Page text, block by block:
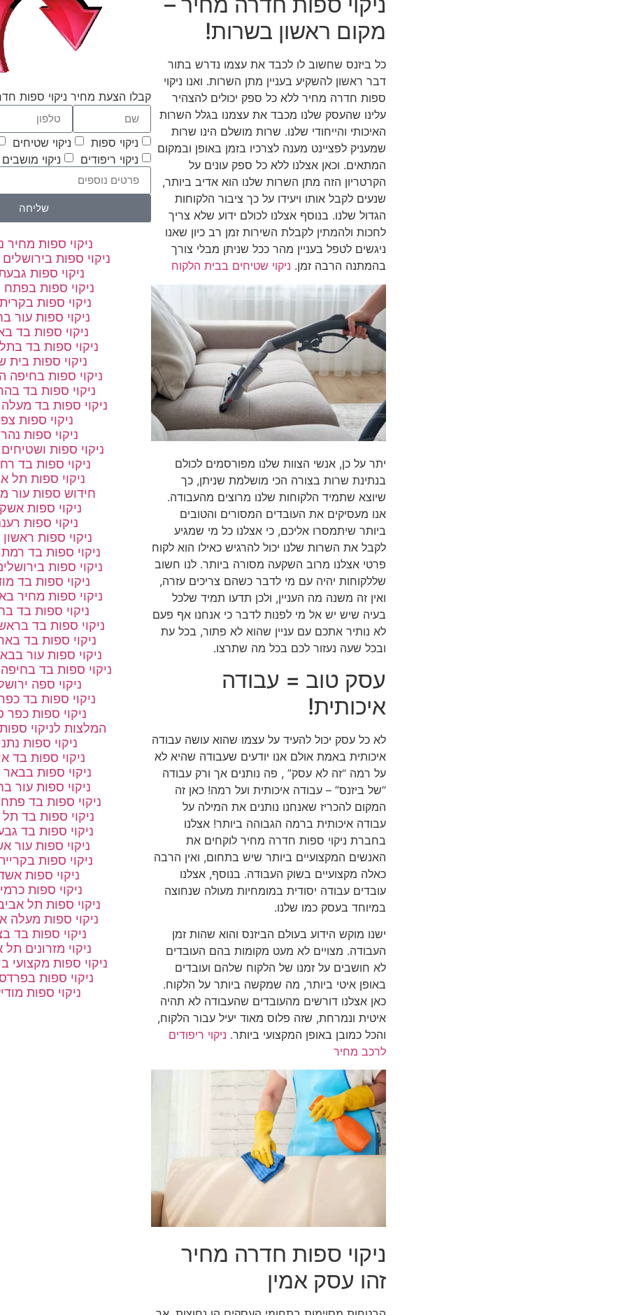
מקום ראשון בשרות!
כל ביזנס שחשוב לו לכבד את עצמו נדרש בתור
דבר ראשון להשקיע בעניין מתן השרות. ואנו ניקוי
ספות חדרה מחיר ללא כל ספק יכולים להצהיר
עלינו שהעסק שלנו מכבד את עצמנו בגלל השרות
האיכותי והייחודי שלנו. שרות מושלם הינו שרות
שמעניק לפציינט מענה לצרכיו בזמן באופן ובמקום
המתאים. וכאן אצלנו ללא כל ספק עונים על
הקרטריון הזה מתן השרות שלנו הוא אדיב ביותר,
שנעים לקבל אותו ויעידו על כך ציבור הלקוחות
הגדול שלנו. בנוסף אצלנו לכולם ידוע שלא צריך
לחכות ולהמתין לקבלת השירות זמן רב כיון שאנו
ניגשים לטפל בעניין מהר ככל שניתן מבלי צורך
בהמתנה הרבה זמן. ניקוי שטיחים בבית הלקוח
יתר על כן, אנשי הצוות שלנו מפורסמים לכולם
בנתינת שרות בצורה הכי מושלמת שניתן, כך
שיוצא שתמיד הלקוחות שלנו מרוצים מהעבודה.
אנו מעסיקים את העובדים המסורים והטובים
ביותר שיתמסרו אליכם, כי אצלנו כל מי שמגיע
לקבל את השרות שלנו יכול להרגיש כאילו הוא לקוח
פרטי אצלנו מרוב השקעה מסורה ביותר. לנו חשוב
שללקוחות יהיה עם מי לדבר כשהם צריכים עזרה,
ואין זה משנה מה העניין, ולכן תדעו תמיד שלכל
בעיה שיש יש אל מי לפנות לדבר כי אנחנו אף פעם
לא נותיר אתכם עם עניין שהוא לא פתור, בכל עת
ובכל שעה נעזור לכם בכל מה שתרצו.
עסק טוב = עבודה
איכותית!
לא כל עסק יכול להעיד על עצמו שהוא עושה עבודה
איכותית באמת אולם אנו יודעים שעבודה שהיא לא
על רמה “זה לא עסק” , פה נותנים אך ורק עבודה
“של ביזנס” – עבודה איכותית ועל רמה! כאן זה
המקום להכריז שאנחנו נותנים את המילה על
עבודה איכותית ברמה הגבוהה ביותר! אצלנו
בחברת ניקוי ספות חדרה מחיר לוקחים את
האנשים המקצועיים ביותר שיש בתחום, ואין הרבה
כאלה מקצועיים בשוק העבודה. בנוסף, אצלנו
עובדים עבודה יסודית במומחיות מעולה שנחוצה
במיוחד בעסק כמו שלנו.
ישנו מוקש הידוע בעולם הביזנס והוא שהות זמן
העבודה. מצויים לא מעט מקומות בהם העובדים
לא חושבים על זמנו של הלקוח שלהם ועובדים
באופן איטי ביותר, מה שמקשה ביותר על הלקוח.
כאן אצלנו דורשים מהעובדים שהעבודה לא תהיה
איטית ונמרחת, שזה פלוס מאוד יעיל עבור הלקוח,
והכל כמובן באופן המקצועי ביותר. ניקוי ריפודים
לרכב מחיר
ניקוי ספות חדרה מחיר
זהו עסק אמין
קבלו הצעת מחיר ניקוי ספות
ניקוי ספות ניקוי שטיחים
ניקוי ריפודים
ניקוי
שליחה
ניקוי ספות מחיר
ניקוי ספות
ניקוי ספות
ניקוי ספות בפתח
ניקוי ספות בקרית
ניקוי ספות עור
ניקוי ספות בד
ניקוי ספות בד
ניקוי ספות
ניקוי ספות בחיפה
ניקוי ספות בד
ניקוי ספות בד
ניקוי ספות
ניקוי ספות
ניקוי ספות
ניקוי ספות בד
ניקוי ספות תל
חידוש ספות עור
ניקוי ספות
ניקוי ספות
ניקוי ספות ראשון
ניקוי ספות בד
ניקוי ספות
ניקוי ספות בד
ניקוי ספות מחיר
ניקוי ספות בד
ניקוי ספות בד
ניקוי ספות בד
ניקוי ספות עור
ניקוי ספות בד
ניקוי ספה
ניקוי ספות בד
ניקוי ספות כפר
המלצות לניקוי
ניקוי ספות
ניקוי ספות בד
ניקוי ספות
ניקוי ספות עור
ניקוי ספות בד
ניקוי ספות בד
ניקוי ספות בד
ניקוי ספות עור
ניקוי ספות
ניקוי ספות
ניקוי ספות
ניקוי ספות תל
ניקוי ספות מעלה
ניקוי ספות בד
ניקוי מזרונים
ניקוי ספות מקצועי
ניקוי ספות
ניקוי ספות